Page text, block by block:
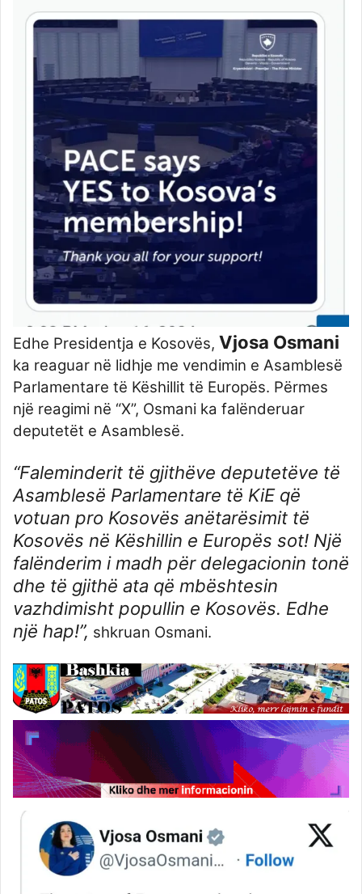
Edhe Presidentja e Kosovës, Vjosa Osmani
ka reaguar në lidhje me vendimin e Asamblesë
Parlamentare të Këshillit të Europës. Përmes
një reagimi në “X”, Osmani ka falënderuar
deputetët e Asamblesë.
“Faleminderit të gjithëve deputetëve të
Asamblesë Parlamentare të KiE që
votuan pro Kosovës anëtarësimit të
Kosovës në Këshillin e Europës sot! Një
falënderim i madh për delegacionin tonë
dhe të gjithë ata që mbështesin
vazhdimisht popullin e Kosovës. Edhe
një hap!”, shkruan Osmani.